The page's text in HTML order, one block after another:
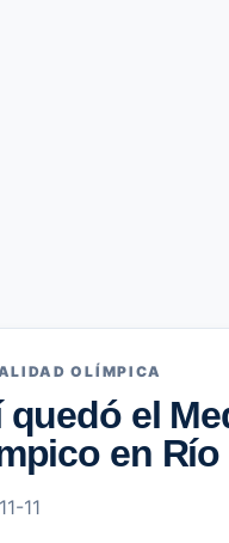
OLÍMPICA
quedó el
en Río
11